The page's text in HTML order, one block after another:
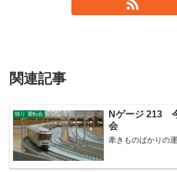
関連記事
独り 運転会
Nゲージ 213
会
牽きものばかりの